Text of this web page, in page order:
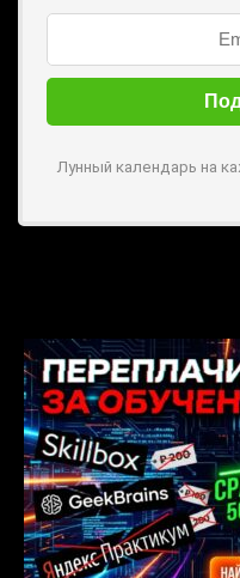
Лунный календарь на